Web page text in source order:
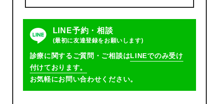
診療に関するご質問・ご相談はLINEでのみ受け
付けております。
お気軽にお問い合わせください。
LINE予約・相談
(最初に友達登録をお願いします)